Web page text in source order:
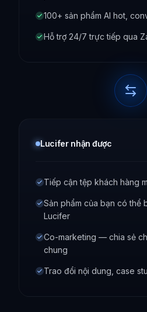
100+ sản phẩm AI hot,
Hỗ trợ 24/7 trực tiếp qua
Lucifer nhận được
Tiếp cận tệp khách hàng
Sản phẩm của bạn có thể
Lucifer
Co-marketing — chia sẻ
chung
Trao đổi nội dung, case